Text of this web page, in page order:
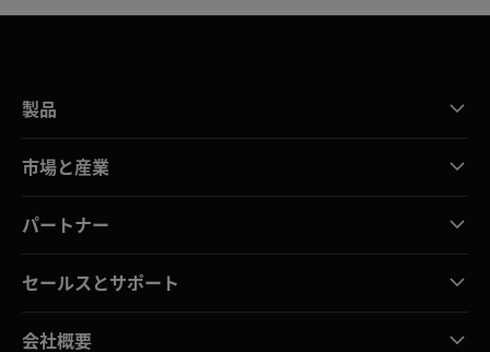
製品
市場と産業
パートナー
セールスとサポート
会社概要